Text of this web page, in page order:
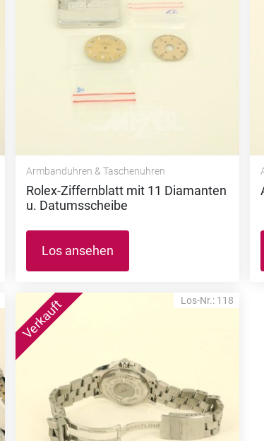
Armbanduhren & Taschenuhren
Rolex-Ziffernblatt mit 11 Diamanten
u. Datumsscheibe
Los ansehen
Los-Nr.: 118